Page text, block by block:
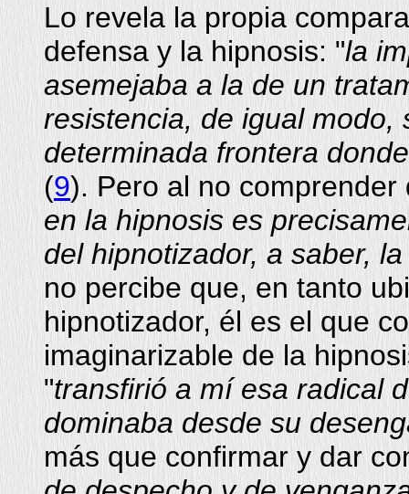
Lo revela la propia
defensa y la hipnosis: "la
asemejaba a la de un
resistencia, de igual modo,
determinada frontera
(9). Pero al no comprender
en la hipnosis es
del hipnotizador, a saber,
no percibe que, en tanto
hipnotizador, él es el que
imaginarizable de la
"transfirió a mí esa radical
dominaba desde su
más que confirmar y dar